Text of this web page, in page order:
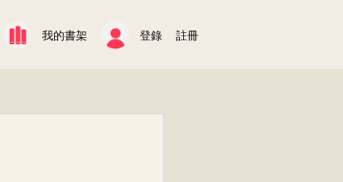
我的書架 登錄 註冊